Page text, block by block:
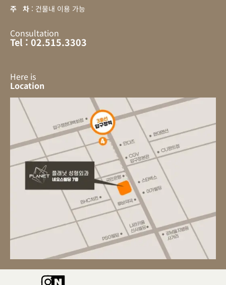
주 차 : 건물내 이용 가능
Consultation
Tel : 02.515.3303
Here is
Location